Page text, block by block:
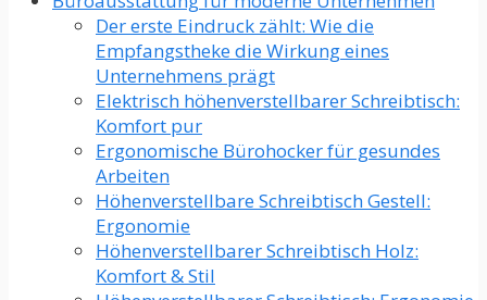
Der erste Eindruck zählt: Wie die
Empfangstheke die Wirkung eines
Unternehmens prägt
Elektrisch höhenverstellbarer Schreibtisch:
Komfort pur
Ergonomische Bürohocker für gesundes
Arbeiten
Höhenverstellbare Schreibtisch Gestell:
Ergonomie
Höhenverstellbarer Schreibtisch Holz:
Komfort & Stil